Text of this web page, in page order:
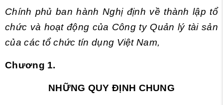
Chính phủ ban hành Nghị định về thành lập tổ
chức và hoạt động của Công ty Quản lý tài sản
của các tổ chức tín dụng Việt Nam,
Chương 1.
NHỮNG QUY ĐỊNH CHUNG